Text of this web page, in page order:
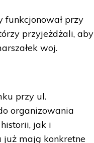
przy
przyjeżdżali, aby
woj.
przy ul.
organizowania
jak i
już mają konkretne